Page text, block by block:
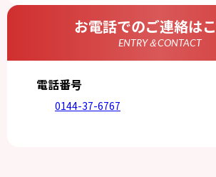
な期間、妥当な範囲内でこれに応じます
応募者等の個人情報の取得、利用その他
について、個人情報の保護に関する法律
法令、及び本プライバシーポリシーを遵
応募者等の個人情報を正確かつ最新の
及び毀損から保護するため、必要な安全
ます。
6. Cookieについて
本ウェブサイトでは、一部のコンテンツ
お電話でのご連絡は
ENTRY＆CONTACT
電話番号
0144-37-6767